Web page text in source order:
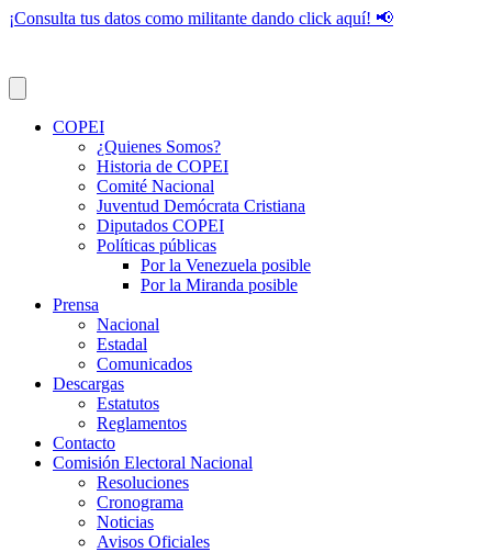
¡Consulta tus datos como militante dando click aquí! 📢
COPEI
¿Quienes Somos?
Historia de COPEI
Comité Nacional
Juventud Demócrata Cristiana
Diputados COPEI
Políticas públicas
Por la Venezuela posible
Por la Miranda posible
Prensa
Nacional
Estadal
Comunicados
Descargas
Estatutos
Reglamentos
Contacto
Comisión Electoral Nacional
Resoluciones
Cronograma
Noticias
Avisos Oficiales